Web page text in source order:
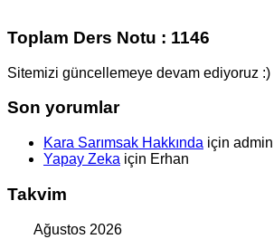
Toplam Ders Notu : 1146
Sitemizi güncellemeye devam ediyoruz :)
Son yorumlar
Kara Sarımsak Hakkında için admin
Yapay Zeka için Erhan
Takvim
Ağustos 2026